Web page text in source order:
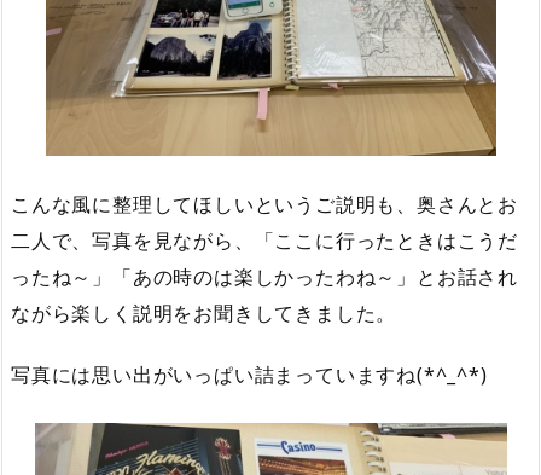
こんな風に整理してほしいというご説明も、奥さんとお
二人で、写真を見ながら、「ここに行ったときはこうだ
ったね～」「あの時のは楽しかったわね～」とお話され
ながら楽しく説明をお聞きしてきました。
写真には思い出がいっぱい詰まっていますね(*^_^*)